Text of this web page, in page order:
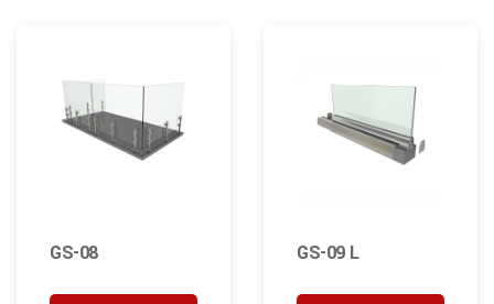
GS-08 GS-09 L